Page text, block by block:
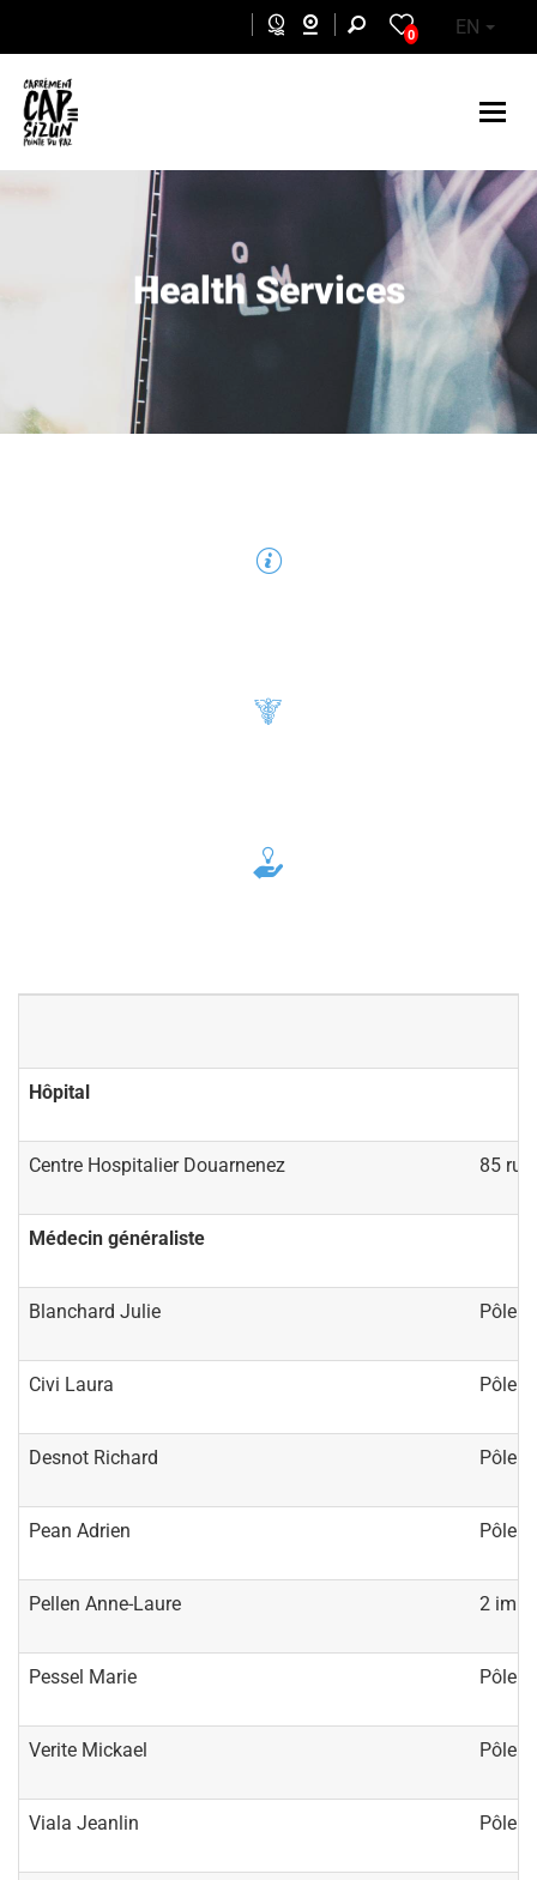
0 EN
Health Services
Hôpital
Centre Hospitalier Douarnenez 85
Médecin généraliste
Blanchard Julie Pôle
Civi Laura Pôle
Desnot Richard Pôle
Pean Adrien Pôle
Pellen Anne-Laure 2
Pessel Marie Pôle
Verite Mickael Pôle
Viala Jeanlin Pôle